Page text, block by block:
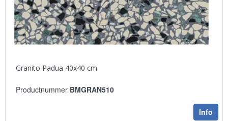
Granito Padua 40x40 cm
Productnummer BMGRAN510
Info